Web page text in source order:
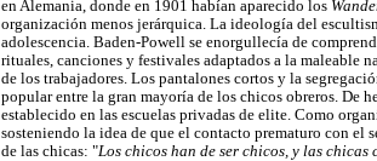
en Alemania, donde en 1901 habían aparecido los
organización menos jerárquica. La ideología del
adolescencia. Baden-Powell se enorgullecía de
rituales, canciones y festivales adaptados a la maleable
de los trabajadores. Los pantalones cortos y la
popular entre la gran mayoría de los chicos obreros. De
establecido en las escuelas privadas de elite. Como
sosteniendo la idea de que el contacto prematuro con
de las chicas: "Los chicos han de ser chicos, y las chicas